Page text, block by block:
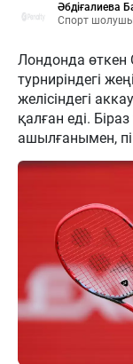
Әбдіғалиева
Спорт
Лондонда өткен
турниріндегі
желісіндегі
қалған еді.
ашылғанымен,